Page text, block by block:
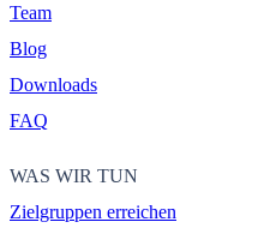
Team
Blog
Downloads
FAQ
WAS WIR TUN
Zielgruppen erreichen